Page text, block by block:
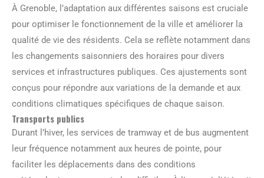
À Grenoble, l’adaptation aux différentes saisons est cruciale
pour optimiser le fonctionnement de la ville et améliorer la
qualité de vie des résidents. Cela se reflète notamment dans
les changements saisonniers des horaires pour divers
services et infrastructures publiques. Ces ajustements sont
conçus pour répondre aux variations de la demande et aux
conditions climatiques spécifiques de chaque saison.
Transports publics
Durant l’hiver, les services de tramway et de bus augmentent
leur fréquence notamment aux heures de pointe, pour
faciliter les déplacements dans des conditions